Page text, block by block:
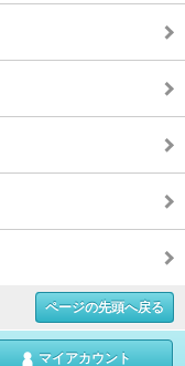
ページの先頭へ戻る
マイアカウント